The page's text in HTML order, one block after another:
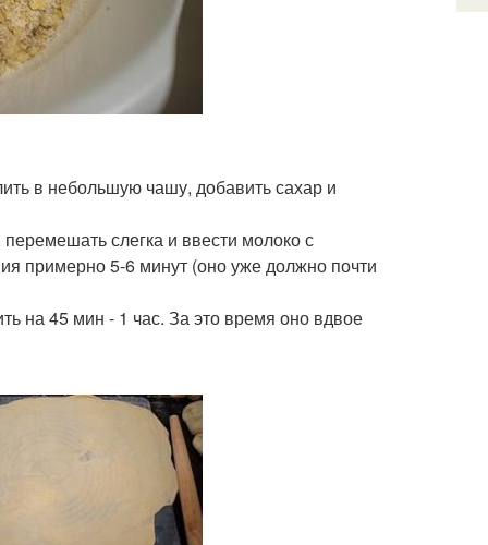
в небольшую чашу, добавить сахар и
слегка и ввести молоко с
примерно 5-6 минут (оно уже должно почти
на 45 мин - 1 час. За это время оно вдвое